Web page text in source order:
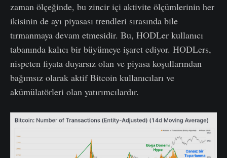
zaman ölçeğinde, bu zincir içi aktivite ölçümlerinin her
ikisinin de ayı piyasası trendleri sırasında bile
tırmanmaya devam etmesidir. Bu, HODLer kullanıcı
tabanında kalıcı bir büyümeye işaret ediyor. HODLers,
nispeten fiyata duyarsız olan ve piyasa koşullarından
bağımsız olarak aktif Bitcoin kullanıcıları ve
akümülatörleri olan yatırımcılardır.